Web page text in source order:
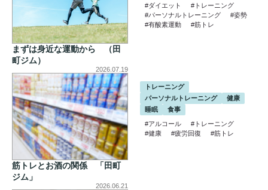
まずは身近な運動から （田
町ジム）
#ダイエット
#トレーニング
#パーソナルトレーニング
#姿勢
#有酸素運動
#筋トレ
2026.07.19
筋トレとお酒の関係 「田町
ジム」
トレーニング
パーソナルトレーニング
健康
睡眠
食事
#アルコール
#トレーニング
#健康
#疲労回復 #筋トレ
2026.06.21